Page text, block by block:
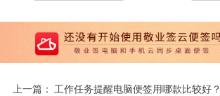
上一篇： 工作任务提醒电脑便签用哪款比较好？